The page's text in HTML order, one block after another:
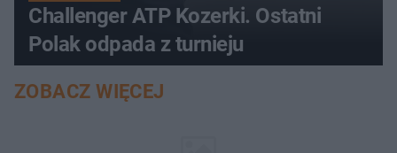
Challenger ATP Kozerki. Ostatni
Polak odpada z turnieju
ZOBACZ WIĘCEJ